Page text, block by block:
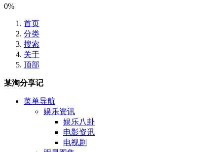
0%
首页
分类
搜索
关于
顶部
某淘分享记
菜单导航
娱乐资讯
娱乐八卦
电影资讯
电视剧